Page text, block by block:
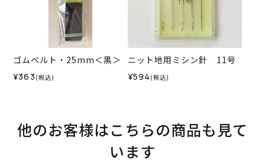
ゴムベルト・25mm＜黒＞
¥363 (税込)
ニット地用ミシン針 11号
¥594 (税込)
他のお客様はこちらの商品も見て
います